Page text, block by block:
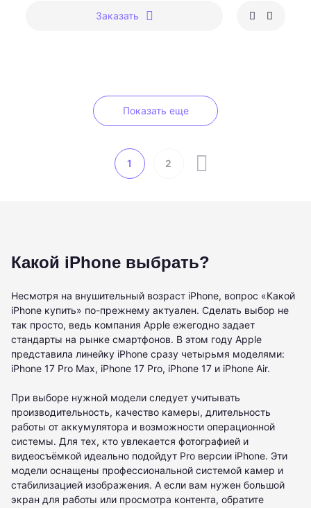
Заказать
Показать еще
1 2
Какой iPhone выбрать?
Несмотря на внушительный возраст iPhone, вопрос «Какой
iPhone купить» по-прежнему актуален. Сделать выбор не
так просто, ведь компания Apple ежегодно задает
стандарты на рынке смартфонов. В этом году Apple
представила линейку iPhone сразу четырьмя моделями:
iPhone 17 Pro Max, iPhone 17 Pro, iPhone 17 и iPhone Air.
При выборе нужной модели следует учитывать
производительность, качество камеры, длительность
работы от аккумулятора и возможности операционной
системы. Для тех, кто увлекается фотографией и
видеосъёмкой идеально подойдут Pro версии iPhone. Эти
модели оснащены профессиональной системой камер и
стабилизацией изображения. А если вам нужен большой
экран для работы или просмотра контента, обратите